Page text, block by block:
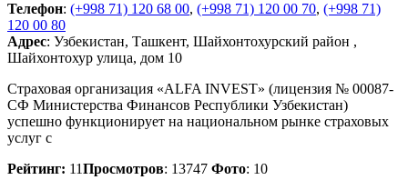
Телефон: (+998 71) 120 68 00, (+998 71) 120 00 70, (+998 71)
120 00 80
Адрес: Узбекистан, Ташкент, Шайхонтохурский район ,
Шайхонтохур улица, дом 10
Страховая организация «ALFA INVEST» (лицензия № 00087-
СФ Министерства Финансов Республики Узбекистан)
успешно функционирует на национальном рынке страховых
услуг с
Рейтинг: 11Просмотров: 13747 Фото: 10